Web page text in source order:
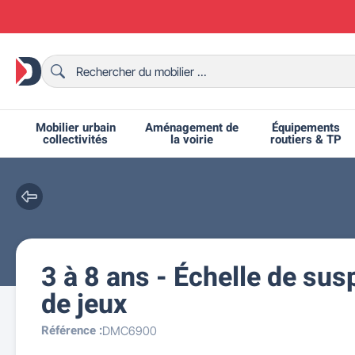
Mobilier urbain
collectivités
Bancs urbains
Aménagement de
la voirie
Bornes et potelets urbains
Équipements
routiers & TP
Ralentisseurs routiers
Grilles d'exposition
Fêtes et événements
Chaises de collectivité
Mobilier intérieur CHR
Chaises et bancs scolaires
Tables de ping-pong
3 à 8 ans - Échelle de
de jeux
Référence :DMC6900